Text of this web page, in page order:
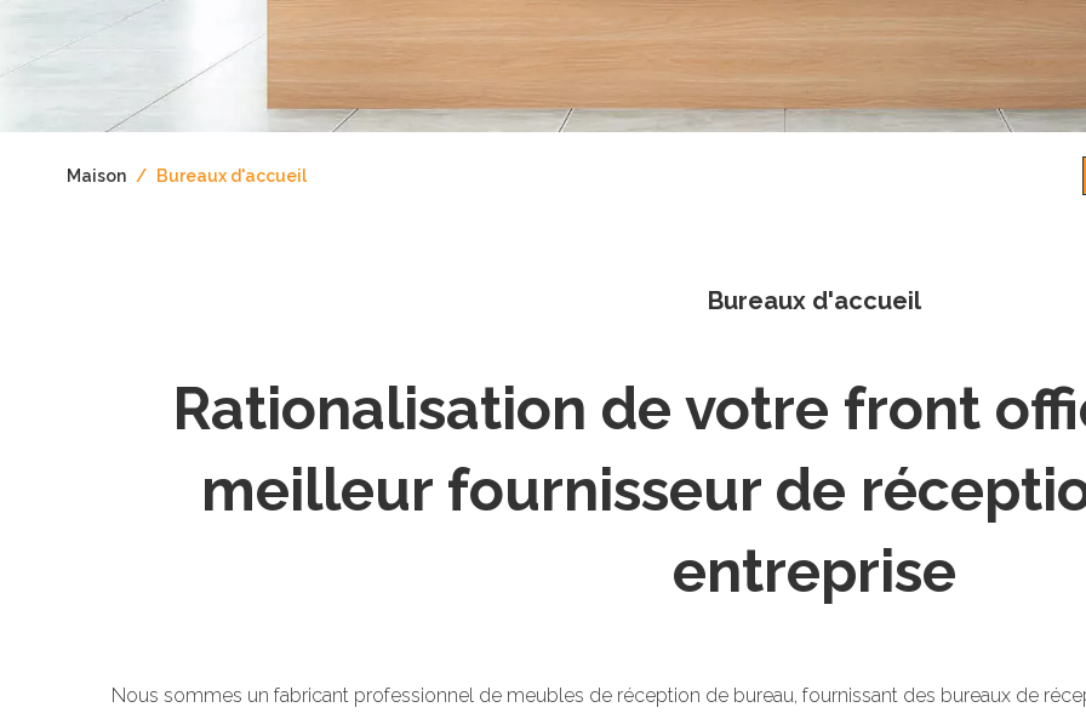
Maison / Bureaux d'accueil
Bureaux d'accueil
Rationalisation de votre front
meilleur fournisseur de
entreprise
Nous sommes un fabricant professionnel de meubles de réception de bureau, fournissant des bureaux de